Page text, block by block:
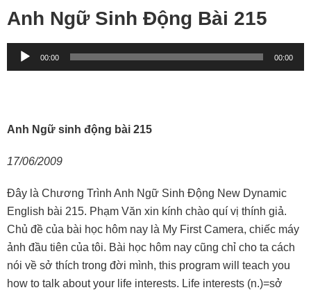
Anh Ngữ Sinh Động Bài 215
Audio
Player
00:00 00:00
Anh Ngữ sinh động bài 215
17/06/2009
Ðây là Chương Trình Anh Ngữ Sinh Ðộng New Dynamic
English bài 215. Phạm Văn xin kính chào quí vị thính giả.
Chủ đề của bài học hôm nay là My First Camera, chiếc máy
ảnh đầu tiên của tôi. Bài học hôm nay cũng chỉ cho ta cách
nói về sở thích trong đời mình, this program will teach you
how to talk about your life interests. Life interests (n.)=sở